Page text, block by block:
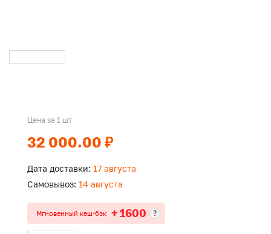
Цена за 1 шт
32 000.00 ₽
Дата доставки: 17 августа
Самовывоз: 14 августа
Мгновенный кеш-бэк + 1600 ?